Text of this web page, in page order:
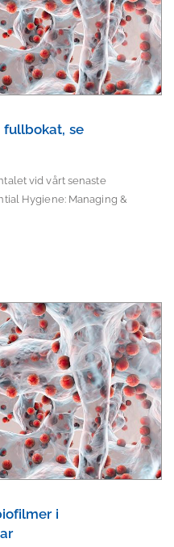
se
vid vårt senaste
Hygiene: Managing &
i